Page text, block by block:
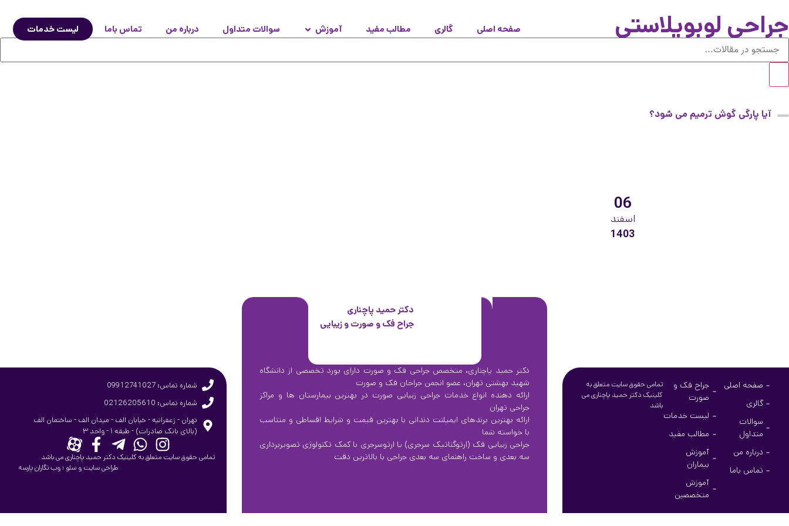
صفحه اصلی گالری مطالب مفید آموزش سوالات متداول درباره من تماس باما لیست خدمات جراحی لوبوپلاستی
آیا پارگی گوش ترمیم می شود؟
06
اسفند
1403
صفحه اصلی
گالری
سوالات
متداول
درباره من
تماس باما
جراح فک و
صورت
لیست خدمات
مطالب مفید
آموزش
بیماران
آموزش
متخصصین
تمامی حقوق سایت متعلق به
کلینیک دکتر حمید پاچناری می
باشد
دکتر حمید پاچناری
جراح فک و صورت و زیبایی
دکتر حمید پاچناری، متخصص جراحی فک و صورت دارای بورد تخصصی از دانشگاه
شهید بهشتی تهران، عضو انجمن جراحان فک و صورت
ارائه دهنده انواع خدمات جراحی زیبایی صورت در بهترین بیمارستان ها و مراکز
جراحی تهران
ارائه بهترین برندهای ایمپلنت دندانی با بهترین قیمت و شرایط اقساطی و متناسب
با خواسته شما
جراحی زیبایی فک (ارتوگناتیک سرجری) یا ارتوسرجری با کمک تکنولوژی تصویربرداری
سه بعدی و ساخت راهنمای سه بعدی جراحی با بالاترین دقت
شماره تماس: 09912741027
شماره تماس: 02126205610
تهران - زعفرانیه - خیابان الف - میدان الف - ساختمان الف
(بالای بانک صادرات) - طبقه ۱ - واحد ۳
تمامی حقوق سایت متعلق به کلینیک دکتر حمید پاچناری می باشد
طراحی سایت و سئو : وب نگاران پارسه